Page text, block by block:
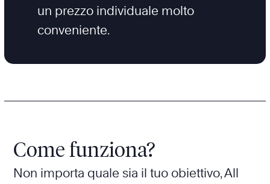
un prezzo individuale molto
conveniente.
Come funziona?
Non importa quale sia il tuo obiettivo, All